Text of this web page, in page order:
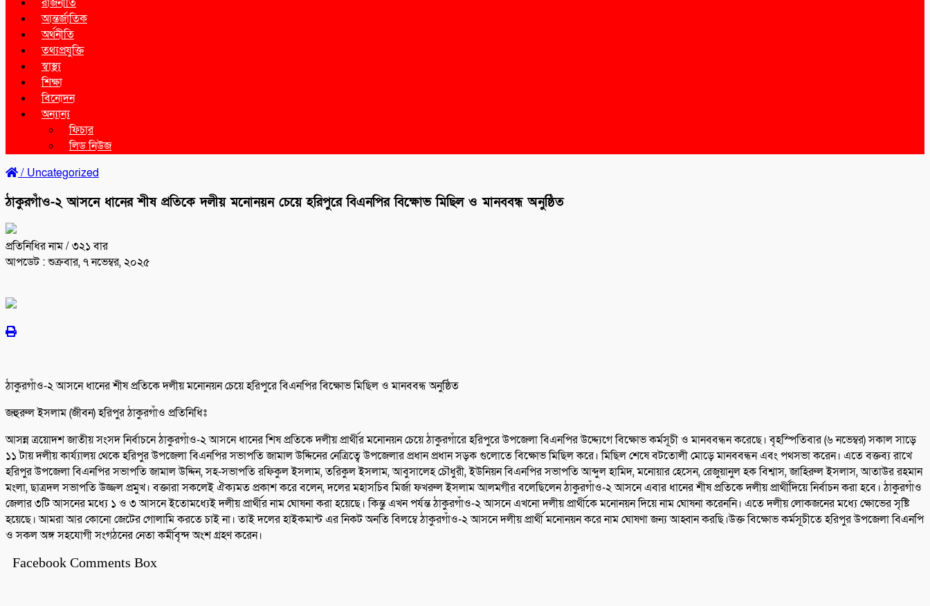
আন্তর্জাতিক
অর্থনীতি
তথ্যপ্রযুক্তি
স্বাস্থ্য
শিক্ষা
বিনোদন
অন্যান্য
ফিচার
লিড নিউজ
/ Uncategorized
ঠাকুরগাঁও-২ আসনে ধানের শীষ প্রতিকে দলীয় মনোনয়ন চেয়ে হরিপুরে বিএনপির বিক্ষোভ মিছিল ও মানববন্ধ অনুষ্ঠিত
প্রতিনিধির নাম/ ৩২১ বার
আপডেট : শুক্রবার, ৭ নভেম্বর, ২০২৫
ঠাকুরগাঁও-২ আসনে ধানের শীষ প্রতিকে দলীয় মনোনয়ন চেয়ে হরিপুরে বিএনপির বিক্ষোভ মিছিল ও মানববন্ধ অনুষ্ঠিত
জহুরুল ইসলাম (জীবন) হরিপুর ঠাকুরগাঁও প্রতিনিধিঃ
আসন্ন ত্রয়োদশ জাতীয় সংসদ নির্বাচনে ঠাকুরগাঁও-২ আসনে ধানের শিষ প্রতিকে দলীয় প্রার্থীর মনোনয়ন চেয়ে ঠাকুরগাঁরে হরিপুরে উপজেলা বিএনপির উদ্দ্যেগে বিক্ষোভ কর্মসূচী ও মানববন্ধন করেছে। বৃহস্পিতিবার (৬ নভেম্বর) সকাল সাড়ে
১১ টায় দলীয় কাৰ্য্যালয় থেকে হরিপুর উপজেলা বিএনপির সভাপতি জামাল উদ্দিনের নেত্রিত্বে উপজেলার প্রধান প্রধান সড়ক গুলোতে বিক্ষোভ মিছিল করে। মিছিল শেষে বটতোলী মোড়ে মানববন্ধন এবং পথসভা করেন। এতে বক্তব্য রাখে
হরিপুর উপজেলা বিএনপির সভাপতি জামাল উদ্দিন, সহ-সভাপতি রফিকুল ইসলাম, তরিকুল ইসলাম, আবুসালেহ চৌধুরী, ইউনিয়ন বিএনপির সভাপতি আব্দুল হামিদ, মনোয়ার হেসেন, রেজুয়ানুল হক বিশ্বাস, জাহিরুল ইসলাস, আতাউর রহমান
মংলা, ছাত্রদল সভাপতি উজ্জল প্রমুখ। বক্তারা সকলেই ঐক্যমত প্রকাশ করে বলেন, দলের মহাসচিব মির্জা ফখরুল ইসলাম আলমগীর বলেছিলেন ঠাকুরগাঁও-২ আসনে এবার ধানের শীষ প্রতিকে দলীয় প্রার্থীদিয়ে নির্বাচন করা হবে। ঠাকুরগাঁও
জেলার ৩টি আসনের মধ্যে ১ ও ৩ আসনে ইতোমধ্যেই দলীয় প্রার্থীর নাম ঘোষনা করা হয়েছে। কিন্তু এখন পর্যন্ত ঠাকুরগাঁও-২ আসনে এখনো দলীয় প্রার্থীকে মনোনয়ন দিয়ে নাম ঘোষনা করেননি। এতে দলীয় লোকজনের মধ্যে ক্ষোভের সৃষ্টি
হয়েছে। আমরা আর কোনো জেটের গোলামি করতে চাই না। তাই দলের হাইকমান্ট এর নিকট অনতি বিলম্বে ঠাকুরগাঁও-২ আসনে দলীয় প্রার্থী মনোনয়ন করে নাম ঘোষণা জন্য আহ্বান করছি।উক্ত বিক্ষোভ কর্মসূচীতে হরিপুর উপজেলা বিএনপি
ও সকল অঙ্গ সহযোগী সংগঠনের নেতা কর্মীবৃন্দ অংশ গ্রহণ করেন।
Facebook Comments Box